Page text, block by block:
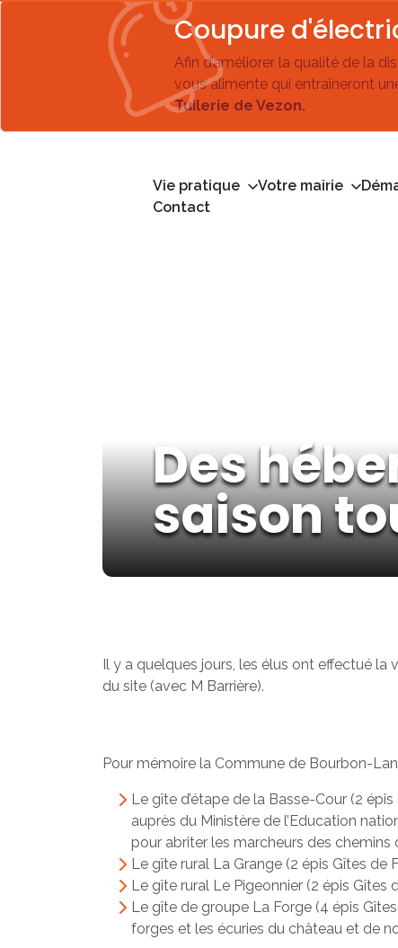
Coupure
Afin d’améliorer la qualité de la
vous alimente qui entraîneront
Tuilerie de Vezon.
Vie pratique Votre mairie
Contact
Des
saison
Il y a quelques jours, les élus ont effectué
du site (avec M Barrière).
Pour mémoire la Commune de Bourbon-
Le gîte d’étape de la Basse-Cour (2
auprès du Ministère de l’Education
pour abriter les marcheurs des
Le gîte rural La Grange (2 épis Gîtes de
Le gîte rural Le Pigeonnier (2 épis Gîtes
Le gîte de groupe La Forge (4 épis
forges et les écuries du château et de